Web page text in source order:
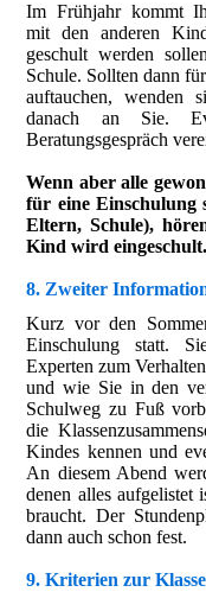
Im Frühjahr kommt
mit den anderen
geschult werden
Schule. Sollten dann
auftauchen, wenden
danach an Sie.
Beratungsgespräch
Wenn aber alle
für eine Einschulung
Eltern, Schule),
Kind wird eingeschult.
8. Zweiter
Kurz vor den
Einschulung statt.
Experten zum
und wie Sie in den
Schulweg zu Fuß
die
Kindes kennen und
An diesem Abend
denen alles
braucht. Der
dann auch schon fest.
9. Kriterien zur